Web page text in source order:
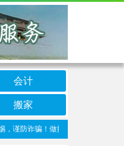
会计
搬家
防诈骗！做推广、做信息置顶！请